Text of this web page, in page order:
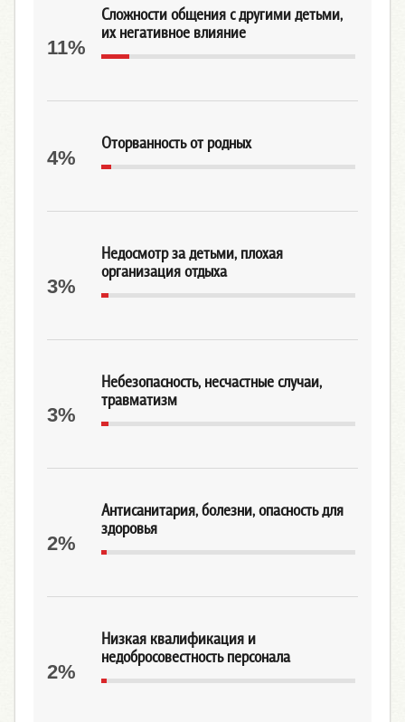
Сложности общения с другими детьми,
их негативное влияние
11%
Оторванность от родных
4%
Недосмотр за детьми, плохая
организация отдыха
3%
Небезопасность, несчастные случаи,
травматизм
3%
Антисанитария, болезни, опасность для
здоровья
2%
Низкая квалификация и
недобросовестность персонала
2%